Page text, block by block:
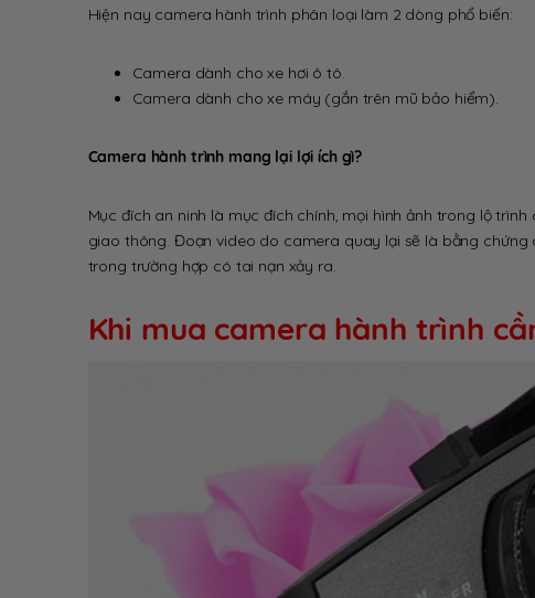
Hiện nay camera hành trình phân loại làm 2 dòng phổ biến:
Camera dành cho xe hơi ô tô.
Camera dành cho xe máy (gắn trên mũ bảo hiểm).
Camera hành trình mang lại lợi ích gì?
Mục đích an ninh là mục đích chính, mọi hình ảnh trong lộ
giao thông. Đoạn video do camera quay lại sẽ là bằng
trong trường hợp có tai nạn xảy ra.
Khi mua camera hành trình